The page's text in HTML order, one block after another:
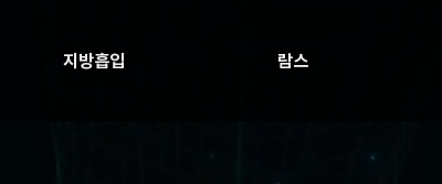
지방흡입 람스